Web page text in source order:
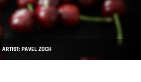
ARTIST: PAVEL ZOCH